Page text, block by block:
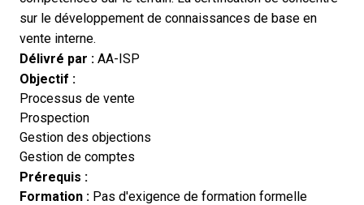
sur le développement de connaissances de base en
vente interne.
Délivré par : AA-ISP
Objectif :
Processus de vente
Prospection
Gestion des objections
Gestion de comptes
Prérequis :
Formation : Pas d'exigence de formation formelle